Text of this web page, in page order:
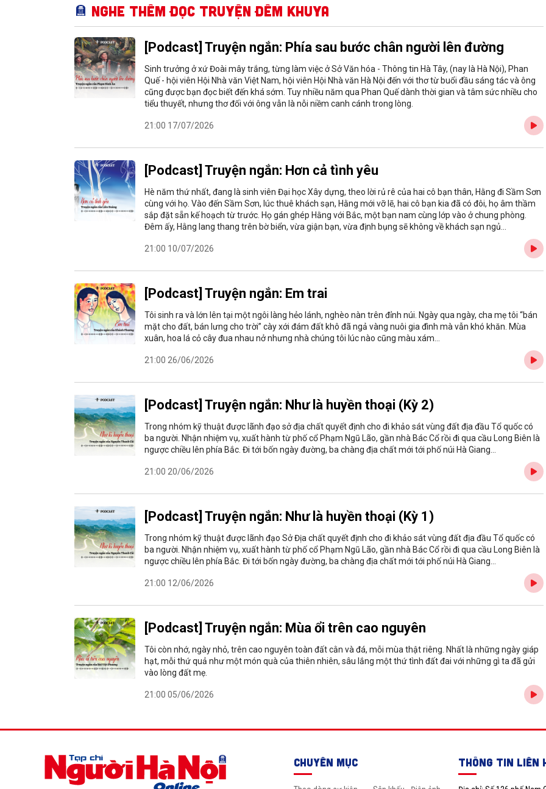
Nghe thêm Đọc truyện đêm khuya
[Podcast] Truyện ngắn: Phía sau bước chân người lên đường
Sinh trưởng ở xứ Đoài mây trắng, từng làm việc ở Sở Văn hóa - Thông tin Hà Tây, (nay là Hà Nội), Phan
Quế - hội viên Hội Nhà văn Việt Nam, hội viên Hội Nhà văn Hà Nội đến với thơ từ buổi đầu sáng tác và ông
cũng được bạn đọc biết đến khá sớm. Tuy nhiều năm qua Phan Quế dành thời gian và tâm sức nhiều cho
tiểu thuyết, nhưng thơ đối với ông vẫn là nỗi niềm canh cánh trong lòng.
21:00 17/07/2026
[Podcast] Truyện ngắn: Hơn cả tình yêu
Hè năm thứ nhất, đang là sinh viên Đại học Xây dựng, theo lời rủ rê của hai cô bạn thân, Hằng đi Sầm Sơn
cùng với họ. Vào đến Sầm Sơn, lúc thuê khách sạn, Hằng mới vỡ lẽ, hai cô bạn kia đã có đôi, họ âm thầm
sắp đặt sẵn kế hoạch từ trước. Họ gán ghép Hằng với Bắc, một bạn nam cùng lớp vào ở chung phòng.
Đêm ấy, Hằng lang thang trên bờ biển, vừa giận bạn, vừa định bụng sẽ không về khách sạn ngủ...
21:00 10/07/2026
[Podcast] Truyện ngắn: Em trai
Tôi sinh ra và lớn lên tại một ngôi làng hẻo lánh, nghèo nàn trên đỉnh núi. Ngày qua ngày, cha mẹ tôi “bán
mặt cho đất, bán lưng cho trời” cày xới đám đất khô đã ngả vàng nuôi gia đình mà vẫn khó khăn. Mùa
xuân, hoa lá cỏ cây đua nhau nở nhưng nhà chúng tôi lúc nào cũng màu xám...
21:00 26/06/2026
[Podcast] Truyện ngắn: Như là huyền thoại (Kỳ 2)
Trong nhóm kỹ thuật được lãnh đạo sở địa chất quyết định cho đi khảo sát vùng đất địa đầu Tổ quốc có
ba người. Nhận nhiệm vụ, xuất hành từ phố cổ Phạm Ngũ Lão, gần nhà Bác Cổ rồi đi qua cầu Long Biên là
ngược chiều lên phía Bắc. Đi tới bốn ngày đường, ba chàng địa chất mới tới phố núi Hà Giang...
21:00 20/06/2026
[Podcast] Truyện ngắn: Như là huyền thoại (Kỳ 1)
Trong nhóm kỹ thuật được lãnh đạo Sở Địa chất quyết định cho đi khảo sát vùng đất địa đầu Tổ quốc có
ba người. Nhận nhiệm vụ, xuất hành từ phố cổ Phạm Ngũ Lão, gần nhà Bác Cổ rồi đi qua cầu Long Biên là
ngược chiều lên phía Bắc. Đi tới bốn ngày đường, ba chàng địa chất mới tới phố núi Hà Giang...
21:00 12/06/2026
[Podcast] Truyện ngắn: Mùa ổi trên cao nguyên
Tôi còn nhớ, ngày nhỏ, trên cao nguyên toàn đất cằn và đá, mỗi mùa thật riêng. Nhất là những ngày giáp
hạt, mỗi thứ quả như một món quà của thiên nhiên, sâu lắng một thứ tình đất đai với những gì ta đã gửi
vào lòng đất mẹ.
21:00 05/06/2026
CHUYÊN MỤC THÔNG TIN LIÊN